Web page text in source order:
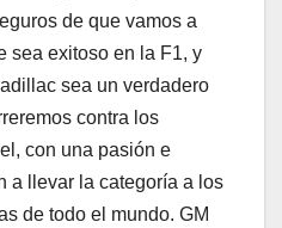
de que vamos a
sea exitoso en la F1, y
sea un verdadero
contra los
con una pasión e
a llevar la categoría a los
de todo el mundo. GM